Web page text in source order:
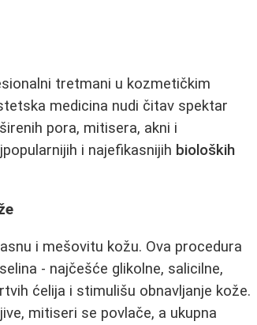
tretmani u kozmetičkim
medicina nudi čitav spektar
pora, mitisera, akni i
i najefikasnijih bioloških
i mešovitu kožu. Ova procedura
- najčešće glikolne, salicilne,
ćelija i stimulišu obnavljanje kože.
mitiseri se povlače, a ukupna